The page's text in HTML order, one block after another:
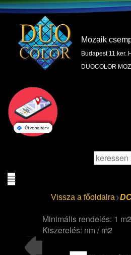
Mozaik
Budapest 11.ker.
DUOCOLOR
Vissza a főoldalra
Minimális rendelés: 1 m2
Kiszerelés: nm / m2